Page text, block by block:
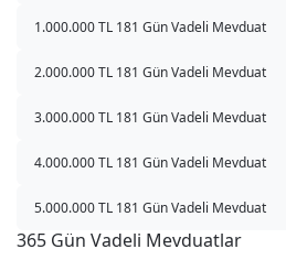
1.000.000 TL 181 Gün Vadeli Mevduat
2.000.000 TL 181 Gün Vadeli Mevduat
3.000.000 TL 181 Gün Vadeli Mevduat
4.000.000 TL 181 Gün Vadeli Mevduat
5.000.000 TL 181 Gün Vadeli Mevduat
365 Gün Vadeli Mevduatlar